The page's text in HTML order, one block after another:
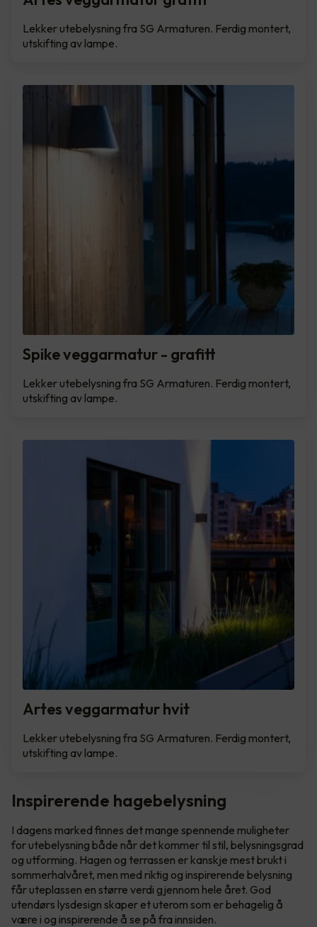
Lekker utebelysning fra SG Armaturen. Ferdig montert,
utskifting av lampe.
Spike veggarmatur - grafitt
Lekker utebelysning fra SG Armaturen. Ferdig montert,
utskifting av lampe.
Artes veggarmatur hvit
Lekker utebelysning fra SG Armaturen. Ferdig montert,
utskifting av lampe.
Inspirerende hagebelysning
I dagens marked finnes det mange spennende muligheter
for utebelysning både når det kommer til stil, belysningsgrad
og utforming. Hagen og terrassen er kanskje mest brukt i
sommerhalvåret, men med riktig og inspirerende belysning
får uteplassen en større verdi gjennom hele året. God
utendørs lysdesign skaper et uterom som er behagelig å
være i og inspirerende å se på fra innsiden.